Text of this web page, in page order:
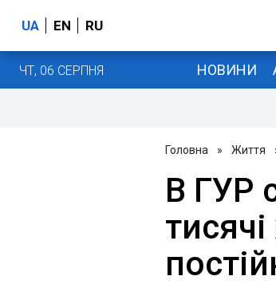
UA EN RU
ЧТ, 06 СЕРПНЯ НОВИНИ
Головна » Життя
В ГУР